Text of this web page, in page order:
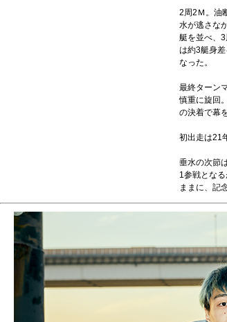
2周2Ｍ。油
水が逃さな
艇を並べ、
は約3艇身
なった。
最終ターン
慎重に旋回
の決着で幕
初出走は21
垂水の次節
1参戦とな
ままに、記